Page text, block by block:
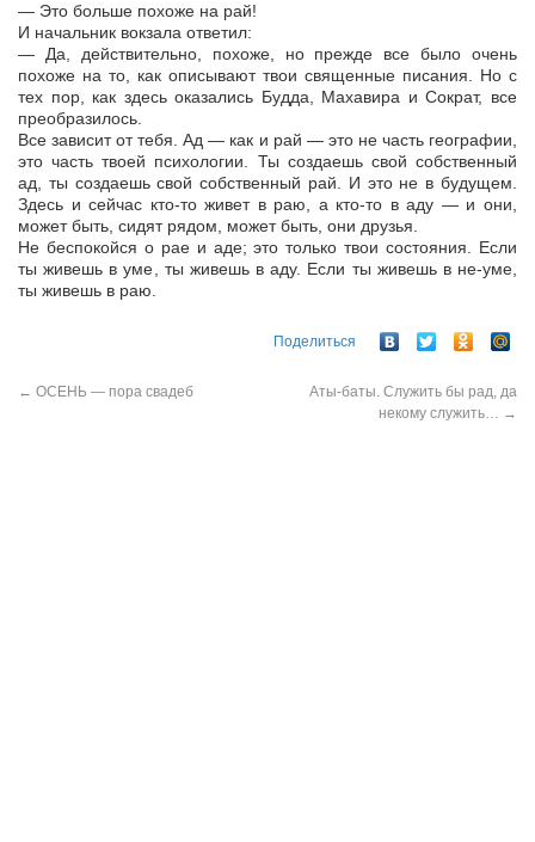
— Это больше похоже на рай!
И начальник вокзала ответил:
— Да, действительно, похоже, но прежде все было очень
похоже на то, как описывают твои священные писания. Но с
тех пор, как здесь оказались Будда, Махавира и Сократ, все
преобразилось.
Все зависит от тебя. Ад — как и рай — это не часть географии,
это часть твоей психологии. Ты создаешь свой собственный
ад, ты создаешь свой собственный рай. И это не в будущем.
Здесь и сейчас кто-то живет в раю, а кто-то в аду — и они,
может быть, сидят рядом, может быть, они друзья.
Не беспокойся о рае и аде; это только твои состояния. Если
ты живешь в уме, ты живешь в аду. Если ты живешь в не-уме,
ты живешь в раю.
Поделиться
← ОСЕНЬ — пора свадеб
Аты-баты. Служить бы рад, да
некому служить…
→